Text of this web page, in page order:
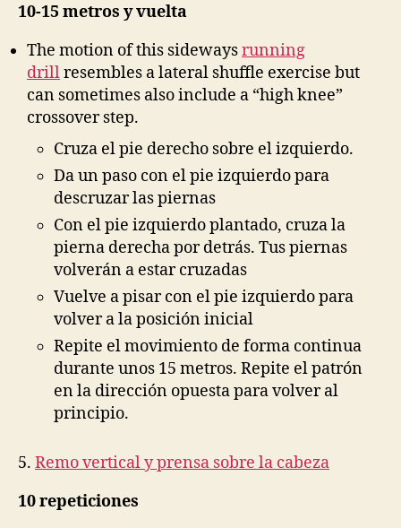
10-15 metros y vuelta
The motion of this sidewaysrunning
drillresembles a lateral shuffle exercise but
can sometimes also include a “high knee”
crossover step.
Cruza el pie derecho sobre el izquierdo.
Da un paso con el pie izquierdo para
descruzar las piernas
Con el pie izquierdo plantado, cruza la
pierna derecha por detrás. Tus piernas
volverán a estar cruzadas
Vuelve a pisar con el pie izquierdo para
volver a la posición inicial
Repite el movimiento de forma continua
durante unos 15 metros. Repite el patrón
en la dirección opuesta para volver al
principio.
5. Remo vertical y prensa sobre la cabeza
10 repeticiones